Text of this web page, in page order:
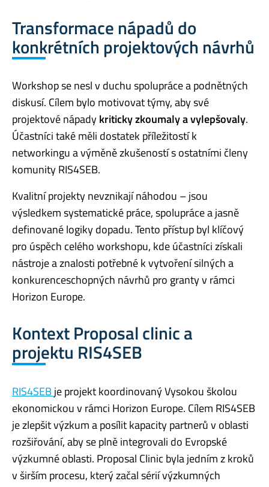
Transformace nápadů do
konkrétních projektových návrhů
Workshop se nesl v duchu spolupráce a podnětných
diskusí. Cílem bylo motivovat týmy, aby své
projektové nápadykriticky zkoumaly a vylepšovaly.
Účastníci také měli dostatek příležitostí k
networkingu a výměně zkušeností s ostatními členy
komunity RIS4SEB.
Kvalitní projekty nevznikají náhodou – jsou
výsledkem systematické práce, spolupráce a jasně
definované logiky dopadu. Tento přístup byl klíčový
pro úspěch celého workshopu, kde účastníci získali
nástroje a znalosti potřebné k vytvoření silných a
konkurenceschopných návrhů pro granty v rámci
Horizon Europe.
Kontext Proposal clinic a
projektu RIS4SEB
RIS4SEBje projekt koordinovaný Vysokou školou
ekonomickou v rámci Horizon Europe. Cílem RIS4SEB
je zlepšit výzkum a posílit kapacity partnerů v oblasti
rozšiřování, aby se plně integrovali do Evropské
výzkumné oblasti. Proposal Clinic byla jedním z kroků
v širším procesu, který začal sérií výzkumných